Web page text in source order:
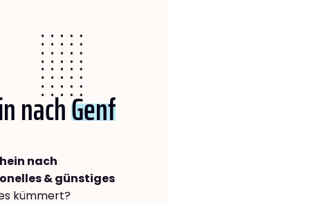
nachGenf
nach
& günstiges
kümmert?